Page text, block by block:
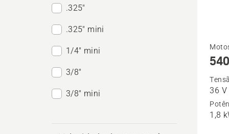
.325"
.325" mini
1/4" mini
3/8"
3/8" mini
Ver
mais
sobre
540i
36 V
1,8